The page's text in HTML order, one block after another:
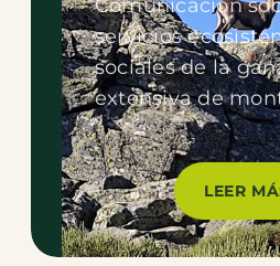
Comunicación
servicios
sociales de la
extensiva de
LEER